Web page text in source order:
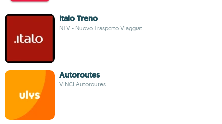
Italo Treno
NTV - Nuovo Trasporto VIaggiat
Autoroutes
VINCI Autoroutes